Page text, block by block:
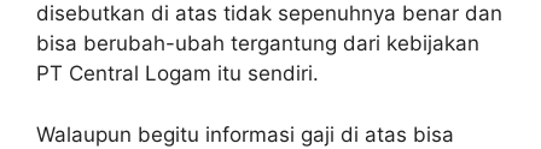
disebutkan di atas tidak sepenuhnya benar dan
bisa berubah-ubah tergantung dari kebijakan
PT Central Logam itu sendiri.
Walaupun begitu informasi gaji di atas bisa